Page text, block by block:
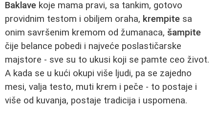
Baklave koje mama pravi, sa tankim, gotovo
providnim testom i obiljem oraha, krempite sa
onim savršenim kremom od žumanaca, šampite
čije belance pobedi i najveće poslastičarske
majstore - sve su to ukusi koji se pamte ceo život.
A kada se u kući okupi više ljudi, pa se zajedno
mesi, valja testo, muti krem i peče - to postaje i
više od kuvanja, postaje tradicija i uspomena.